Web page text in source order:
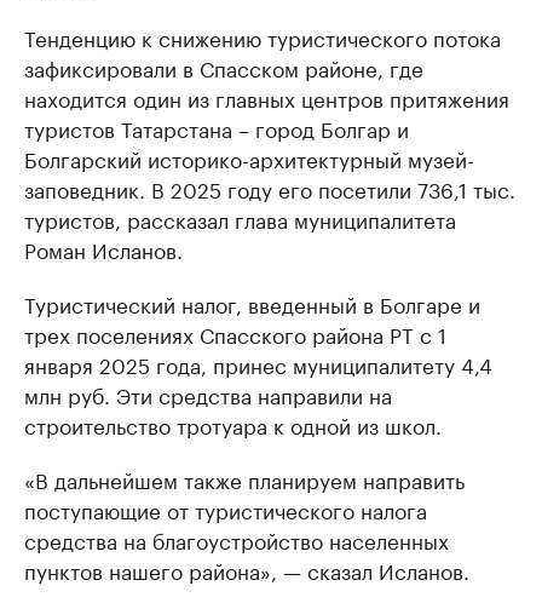
Тенденцию к снижению туристического потока
зафиксировали в Спасском районе, где
находится один из главных центров притяжения
туристов Татарстана – город Болгар и
Болгарский историко-архитектурный музей-
заповедник. В 2025 году его посетили 736,1 тыс.
туристов, рассказал глава муниципалитета
Роман Исланов.
Туристический налог, введенный в Болгаре и
трех поселениях Спасского района РТ с 1
января 2025 года, принес муниципалитету 4,4
млн руб. Эти средства направили на
строительство тротуара к одной из школ.
«В дальнейшем также планируем направить
поступающие от туристического налога
средства на благоустройство населенных
пунктов нашего района», — сказал Исланов.